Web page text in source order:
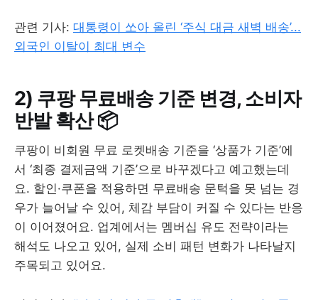
관련 기사: 대통령이 쏘아 올린 ‘주식 대금 새벽 배송’...
외국인 이탈이 최대 변수
2) 쿠팡 무료배송 기준 변경, 소비자
반발 확산 📦
쿠팡이 비회원 무료 로켓배송 기준을 ‘상품가 기준’에
서 ‘최종 결제금액 기준’으로 바꾸겠다고 예고했는데
요. 할인·쿠폰을 적용하면 무료배송 문턱을 못 넘는 경
우가 늘어날 수 있어, 체감 부담이 커질 수 있다는 반응
이 이어졌어요. 업계에서는 멤버십 유도 전략이라는
해석도 나오고 있어, 실제 소비 패턴 변화가 나타날지
주목되고 있어요.